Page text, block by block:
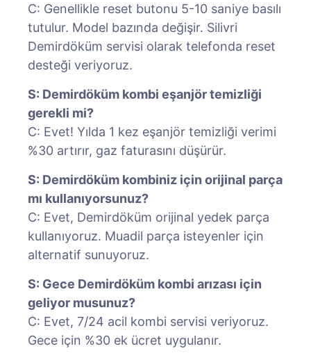
C: Genellikle reset butonu 5-10 saniye basılı
tutulur. Model bazında değişir. Silivri
Demirdöküm servisi olarak telefonda reset
desteği veriyoruz.
S: Demirdöküm kombi eşanjör temizliği
gerekli mi?
C: Evet! Yılda 1 kez eşanjör temizliği verimi
%30 artırır, gaz faturasını düşürür.
S: Demirdöküm kombiniz için orijinal parça
mı kullanıyorsunuz?
C: Evet, Demirdöküm orijinal yedek parça
kullanıyoruz. Muadil parça isteyenler için
alternatif sunuyoruz.
S: Gece Demirdöküm kombi arızası için
geliyor musunuz?
C: Evet, 7/24 acil kombi servisi veriyoruz.
Gece için %30 ek ücret uygulanır.